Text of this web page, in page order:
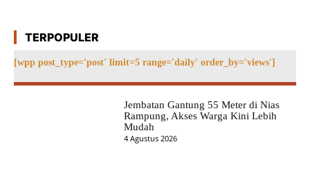
TERPOPULER
[wpp post_type='post' limit=5 range='daily' order_by='views']
Jembatan Gantung 55 Meter di Nias
Rampung, Akses Warga Kini Lebih
Mudah
4 Agustus 2026